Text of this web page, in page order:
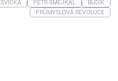
SVÍČKA PETR SMEJKAL
BUDÍK
PRŮMYSLOVÁ REVOLUCE